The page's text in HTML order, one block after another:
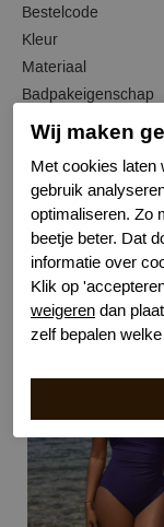
Bestelcode
Kleur
Materiaal
Badpakeigenschap
Correctieniveau
Wasvoorschrift
Nachtmode
Kenmerk
Wij maken
Met cookies laten
gebruik
optimaliseren. Zo
beetje beter. Dat
informatie over
Klik op
weigeren dan
zelf bepalen